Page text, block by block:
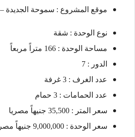
موقع المشروع : سموحة الجديدة –
نوع الوحدة : شقة
مساحة الوحدة : 166 متراً مربعاً
الدور : 7
عدد الغرف : 3 غرفة
عدد الحمامات : 3 حمام
سعر المتر : 35,500 جنيهاً مصريا
سعر الوحدة : 9,000,000 جنيهاً مصريا